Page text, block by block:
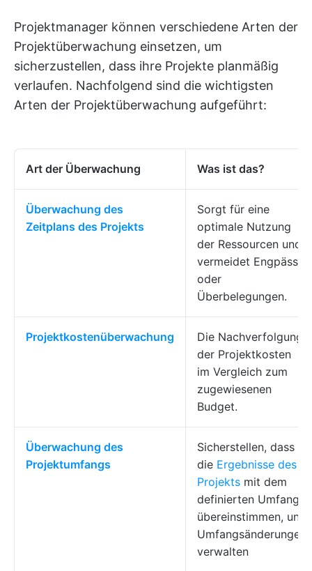
Projektmanager können verschiedene Arten der
Projektüberwachung einsetzen, um
sicherzustellen, dass ihre Projekte planmäßig
verlaufen. Nachfolgend sind die wichtigsten
Arten der Projektüberwachung aufgeführt:
Art der Überwachung Was ist das?
Überwachung des
Zeitplans des Projekts
Sorgt für eine
optimale Nutzung
der Ressourcen und
vermeidet Engpässe
oder
Überbelegungen.
Projektkostenüberwachung
Die Nachverfolgung
der Projektkosten
im Vergleich zum
zugewiesenen
Budget.
Überwachung des
Projektumfangs
Sicherstellen, dass
die Ergebnisse des
Projekts mit dem
definierten Umfang
übereinstimmen, und
Umfangsänderungen
verwalten